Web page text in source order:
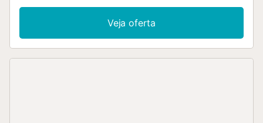
americano, mesa de jantar. Ar condicionado, calefação por
ar quente. Andar superior: duche/WC. Andar superior 2: 2
quartos 7 m2, cada quarto com 1 cama de casal (140 cm,
200 cm de comprimento), ventoinha. Sala de estar com TV
Veja oferta